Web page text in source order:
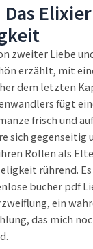
zweiter Liebe
erzählt, mit
dem letzten
fügt
frisch und
sich gegenseitig
Rollen als
rührend.
bücher pdf
ein
das mich